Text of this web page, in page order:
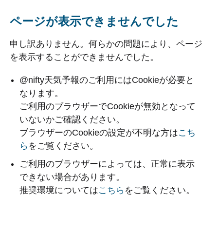
ページが表示できませんでした
申し訳ありません。何らかの問題により、ページ
を表示することができませんでした。
@nifty天気予報のご利用にはCookieが必要と
なります。
ご利用のブラウザーでCookieが無効となって
いないかご確認ください。
ブラウザーのCookieの設定が不明な方はこち
ら をご覧ください。
ご利用のブラウザーによっては、正常に表示
できない場合があります。
推奨環境についてはこちら をご覧ください。